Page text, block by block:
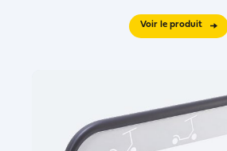
Voir le produit